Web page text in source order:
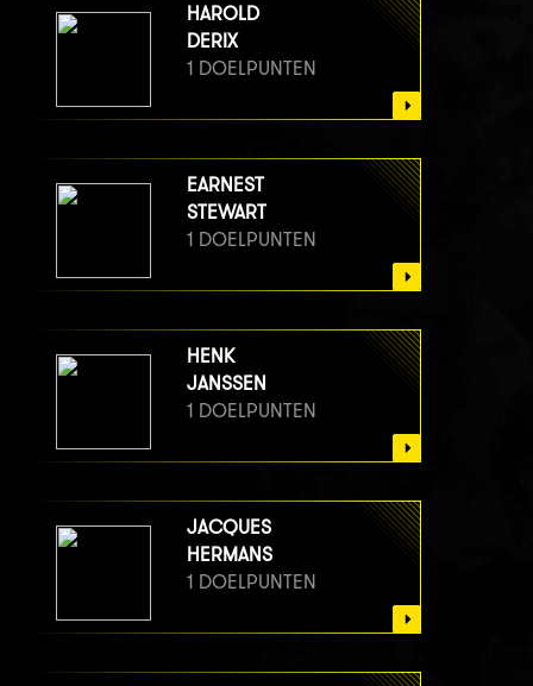
HAROLD
DERIX
1 DOELPUNTEN
EARNEST
STEWART
1 DOELPUNTEN
HENK
JANSSEN
1 DOELPUNTEN
JACQUES
HERMANS
1 DOELPUNTEN